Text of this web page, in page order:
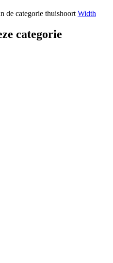
de categorie thuishoort Width
categorie